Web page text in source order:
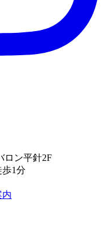
ロン平針2F
1分
内